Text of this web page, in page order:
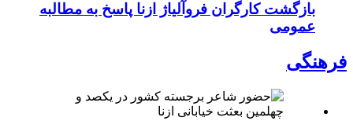
بازگشت کارگران فروآلیاژ ازنا پاسخ به مطالبه
عمومی
فرهنگی